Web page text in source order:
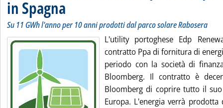
in Spagna
Su 11 GWh l'anno per 10 anni prodotti dal parco solare Rabosera
L'utility portoghese Edp
contratto Ppa di fornitura di
periodo con la società di
Bloomberg. Il contratto è
Bloomberg di coprire tutto il
Europa. L'energia verrà